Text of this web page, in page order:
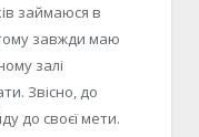
займаюся в
завжди маю
залі
Звісно, до
до своєї мети.